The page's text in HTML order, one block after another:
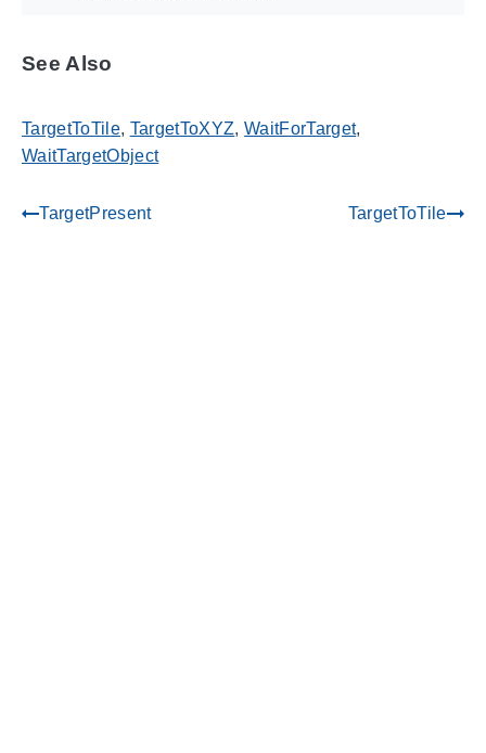
See Also
TargetToTile, TargetToXYZ, WaitForTarget,
WaitTargetObject
gdoc_arrow_left_altTargetPresent TargetToTilegdoc_arrow_right_alt